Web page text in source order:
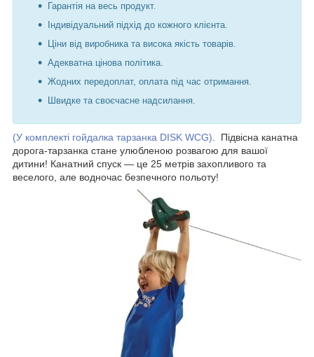
Гарантія на весь продукт.
Індивідуальний підхід до кожного клієнта.
Ціни від виробника та висока якість товарів.
Адекватна цінова політика.
Жодних передоплат, оплата під час отримання.
Швидке та своєчасне надсилання.
(У комплекті гойдалка тарзанка DISK WCG). Підвісна канатна
дорога-тарзанка стане улюбленою розвагою для вашої
дитини! Канатний спуск — це 25 метрів захопливого та
веселого, але водночас безпечного польоту!